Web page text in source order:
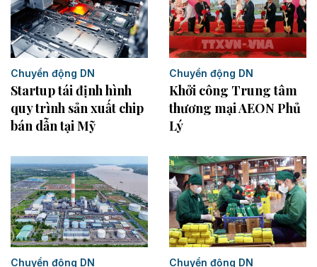
Chuyển động DN
Startup tái định hình
quy trình sản xuất chip
bán dẫn tại Mỹ
Chuyển động DN
Khởi công Trung tâm
thương mại AEON Phủ
Lý
Chuyển động DN Chuyển động DN